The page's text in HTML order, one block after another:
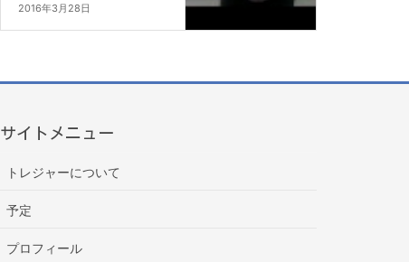
2016年3月28日
サイトメニュー
トレジャーについて
予定
プロフィール